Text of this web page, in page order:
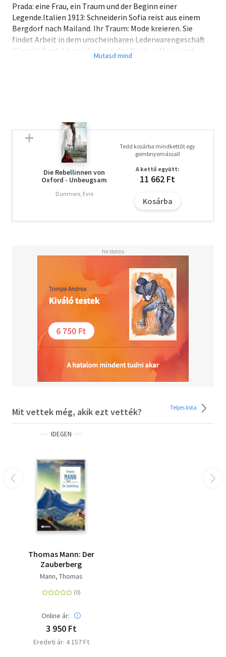
Prada: eine Frau, ein Traum und der Beginn einer
Legende.Italien 1913: Schneiderin Sofia reist aus einem
Bergdorf nach Mailand. Ihr Traum: Mode kreieren. Sie
findet Arbeit in dem unscheinbaren Lederwarengeschäft
'Fratelli Prada', betrieben von den Brüdern Mario und
Martino. Dank Sofias außergewöhnlichen Entwürfen
historischer Roman über Mut, Liebe und die Anfänge der
schillerndsten Modedynastie der Welt
Die Rebellinnen von
Oxford - Unbeugsam
Dunmore, Evie
Tedd kosárba mindkettőt egy
gombnyomással!
A kettő együtt:
11 662 Ft
Kosárba
Mit vettek még, akik ezt vették? Teljes lista
IDEGEN
Thomas Mann: Der
Zauberberg
Mann, Thomas
Online ár:
3 950 Ft
Eredeti ár: 4 157 Ft